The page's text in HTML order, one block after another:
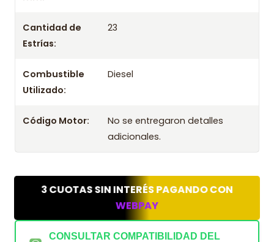
Kit De Embrague Hasco Para Maxus T60 2.0 Diesel
2025
Cantidad de
Estrías:
23
Combustible
Utilizado:
Diesel
Código Motor:
No se entregaron detalles
adicionales.
3 CUOTAS SIN INTERÉS PAGANDO CON
WEBPAY
CONSULTAR COMPATIBILIDAD DEL